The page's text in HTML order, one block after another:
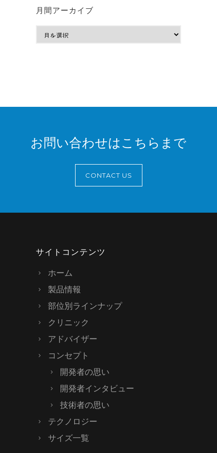
月間アーカイブ
お問い合わせはこちらまで
CONTACT US
サイトコンテンツ
ホーム
製品情報
部位別ラインナップ
クリニック
アドバイザー
コンセプト
開発者の思い
開発者インタビュー
技術者の思い
テクノロジー
サイズ一覧